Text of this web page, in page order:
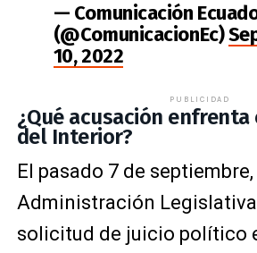
— Comunicación
(@ComunicacionEc)
10, 2022
PUBLICIDAD
¿Qué acusación
del Interior?
El pasado 7 de
Administración
solicitud de juicio político